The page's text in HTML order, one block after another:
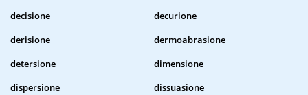
decisione
decurione
derisione
dermoabrasione
detersione
dimensione
dispersione
dissuasione